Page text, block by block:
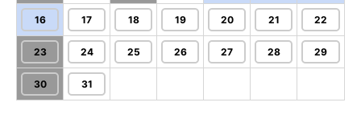
16 17 18 19 20 21 22
23 24 25 26 27 28 29
30 31